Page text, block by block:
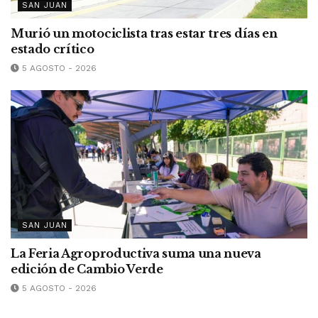
SAN JUAN
Murió un motociclista tras estar tres días en
estado crítico
5 AGOSTO - 2026
SAN JUAN
La Feria Agroproductiva suma una nueva
edición de Cambio Verde
5 AGOSTO - 2026